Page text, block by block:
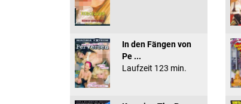
In den Fängen von
Pe ...
Laufzeit 123 min.